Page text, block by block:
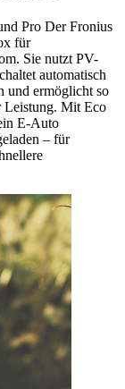
Pro Der Fronius
für
Sie nutzt PV-
automatisch
und ermöglicht so
Leistung. Mit Eco
E-Auto
– für